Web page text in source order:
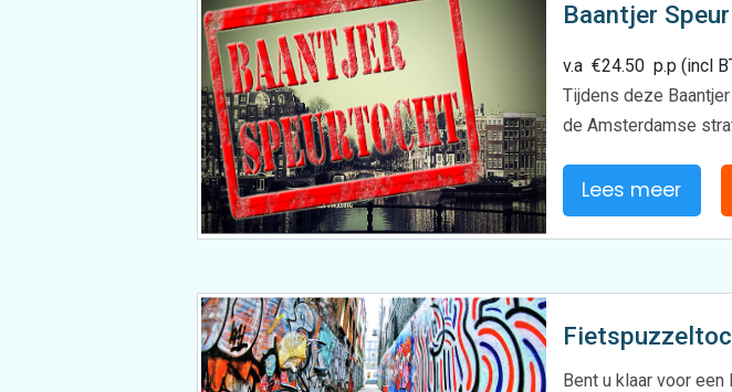
Baantjer
v.a €24.50p.p (incl
Tijdens deze
de Amsterdamse
Lees meer
Bent u klaar voor